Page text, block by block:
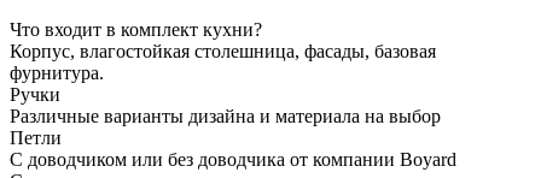
Что входит в комплект кухни?
Корпус, влагостойкая столешница, фасады, базовая
фурнитура.
Ручки
Различные варианты дизайна и материала на выбор
Петли
С доводчиком или без доводчика от компании Boyard